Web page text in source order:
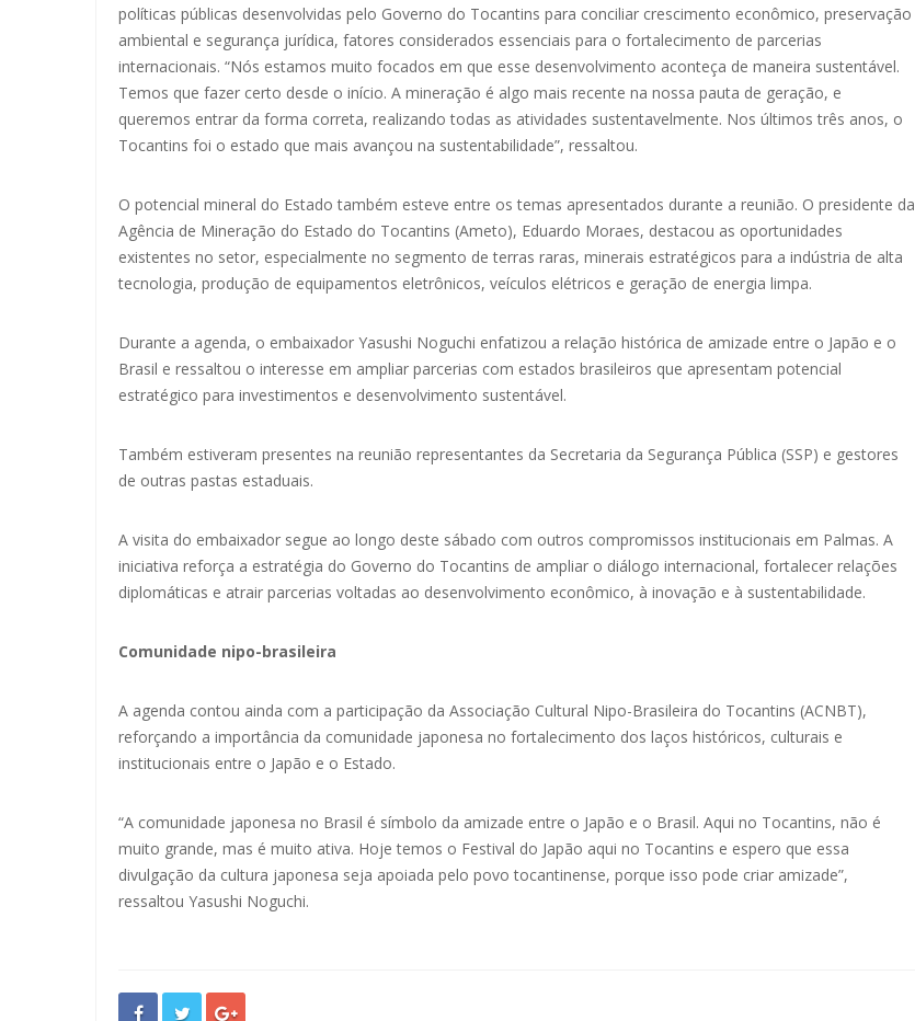
políticas públicas desenvolvidas pelo Governo do Tocantins para conciliar crescimento econômico, preservação
ambiental e segurança jurídica, fatores considerados essenciais para o fortalecimento de parcerias
internacionais. “Nós estamos muito focados em que esse desenvolvimento aconteça de maneira sustentável.
Temos que fazer certo desde o início. A mineração é algo mais recente na nossa pauta de geração, e
queremos entrar da forma correta, realizando todas as atividades sustentavelmente. Nos últimos três anos, o
Tocantins foi o estado que mais avançou na sustentabilidade”, ressaltou.
O potencial mineral do Estado também esteve entre os temas apresentados durante a reunião. O presidente da
Agência de Mineração do Estado do Tocantins (Ameto), Eduardo Moraes, destacou as oportunidades
existentes no setor, especialmente no segmento de terras raras, minerais estratégicos para a indústria de alta
tecnologia, produção de equipamentos eletrônicos, veículos elétricos e geração de energia limpa.
Durante a agenda, o embaixador Yasushi Noguchi enfatizou a relação histórica de amizade entre o Japão e o
Brasil e ressaltou o interesse em ampliar parcerias com estados brasileiros que apresentam potencial
estratégico para investimentos e desenvolvimento sustentável.
Também estiveram presentes na reunião representantes da Secretaria da Segurança Pública (SSP) e gestores
de outras pastas estaduais.
A visita do embaixador segue ao longo deste sábado com outros compromissos institucionais em Palmas. A
iniciativa reforça a estratégia do Governo do Tocantins de ampliar o diálogo internacional, fortalecer relações
diplomáticas e atrair parcerias voltadas ao desenvolvimento econômico, à inovação e à sustentabilidade.
Comunidade nipo-brasileira
A agenda contou ainda com a participação da Associação Cultural Nipo-Brasileira do Tocantins (ACNBT),
reforçando a importância da comunidade japonesa no fortalecimento dos laços históricos, culturais e
institucionais entre o Japão e o Estado.
“A comunidade japonesa no Brasil é símbolo da amizade entre o Japão e o Brasil. Aqui no Tocantins, não é
muito grande, mas é muito ativa. Hoje temos o Festival do Japão aqui no Tocantins e espero que essa
divulgação da cultura japonesa seja apoiada pelo povo tocantinense, porque isso pode criar amizade”,
ressaltou Yasushi Noguchi.